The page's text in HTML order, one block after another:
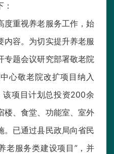
重视养老服务工作，始
内容。为切实提升养老服
专题会议研究部署敬老院
心敬老院改扩项目纳入
项目计划总投资200余
楼、食堂、功能室、室外
。已通过县民政局向省民
老服务类建设项目”，并